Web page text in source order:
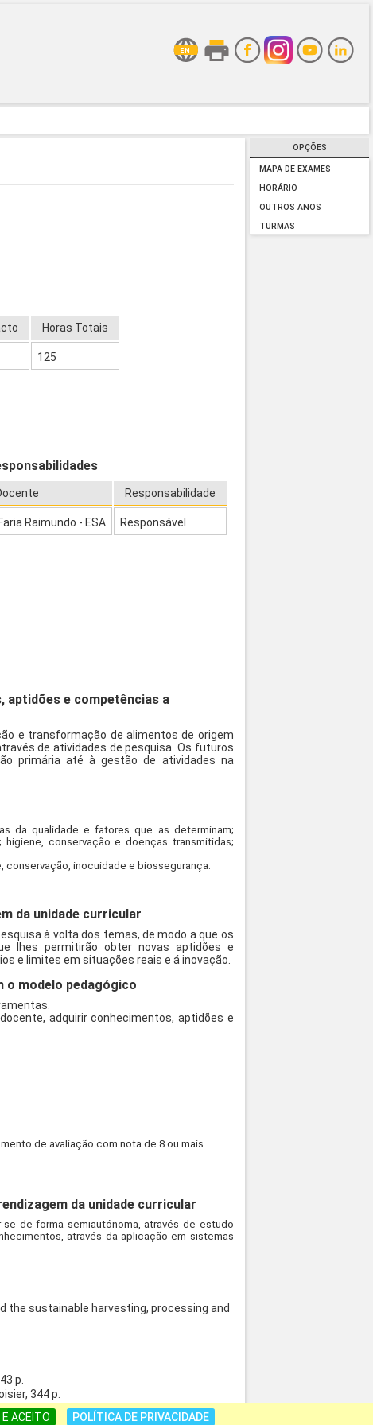
ACEITO POLÍTICA DE PRIVACIDADE
OPÇÕES
MAPA DE EXAMES
HORÁRIO
OUTROS ANOS
TURMAS
Horas Totais
125
Responsabilidade
Raimundo - ESA Responsável
aptidões e competências a
e transformação de alimentos de origem
de atividades de pesquisa. Os futuros
primária até à gestão de atividades na
da qualidade e fatores que as determinam;
conservação e doenças transmitidas;
inocuidade e biossegurança.
da unidade curricular
à volta dos temas, de modo a que os
lhes permitirão obter novas aptidões e
e limites em situações reais e á inovação.
o modelo pedagógico
adquirir conhecimentos, aptidões e
de avaliação com nota de 8 ou mais
da unidade curricular
de forma semiautónoma, através de estudo
através da aplicação em sistemas
the sustainable harvesting, processing and
p.
344 p.
748 p.